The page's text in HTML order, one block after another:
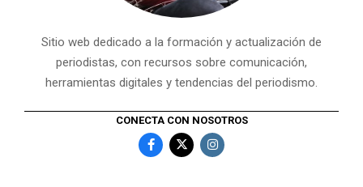
Sitio web dedicado a la formación y actualización de
periodistas, con recursos sobre comunicación,
herramientas digitales y tendencias del periodismo.
CONECTA CON NOSOTROS